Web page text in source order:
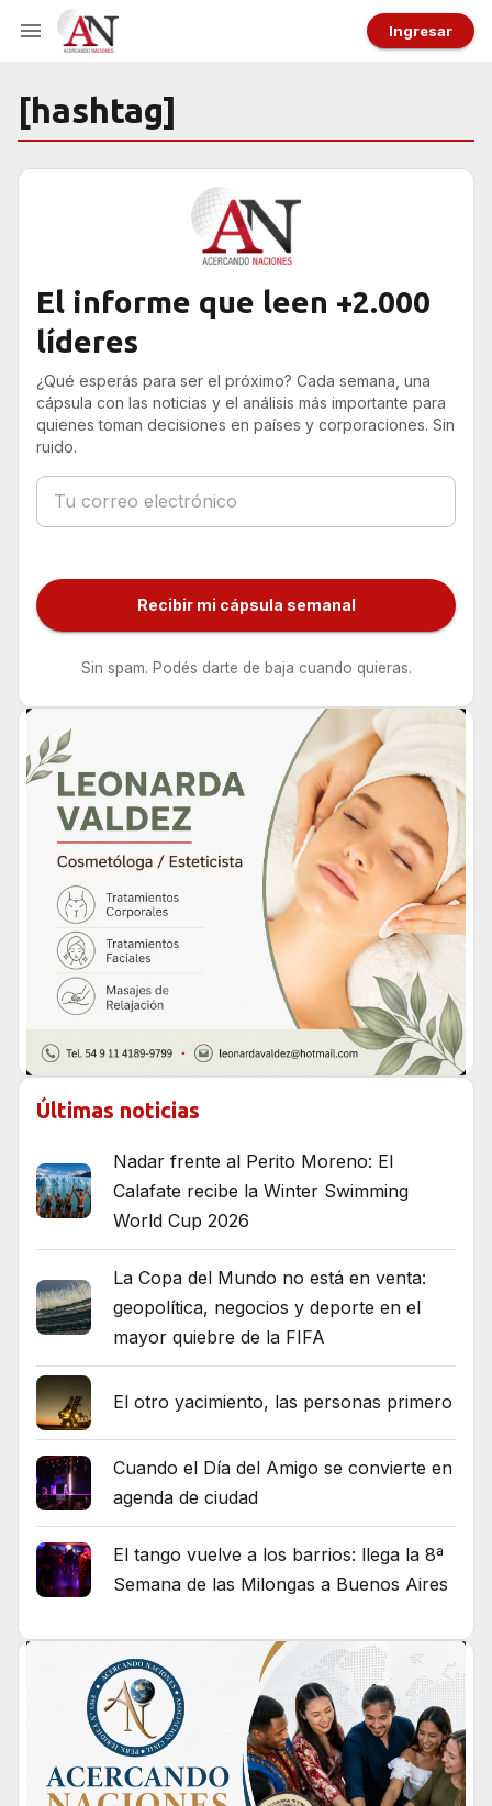
Ingresar
[hashtag]
El informe que leen +2.000
líderes
¿Qué esperás para ser el próximo? Cada semana, una
cápsula con las noticias y el análisis más importante para
quienes toman decisiones en países y corporaciones. Sin
ruido.
Recibir mi cápsula semanal
Sin spam. Podés darte de baja cuando quieras.
Últimas noticias
Nadar frente al Perito Moreno: El
Calafate recibe la Winter Swimming
World Cup 2026
La Copa del Mundo no está en venta:
geopolítica, negocios y deporte en el
mayor quiebre de la FIFA
El otro yacimiento, las personas primero
Cuando el Día del Amigo se convierte en
agenda de ciudad
El tango vuelve a los barrios: llega la 8ª
Semana de las Milongas a Buenos Aires